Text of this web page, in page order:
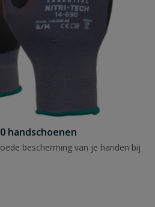
handschoenen
bescherming van je handen bij